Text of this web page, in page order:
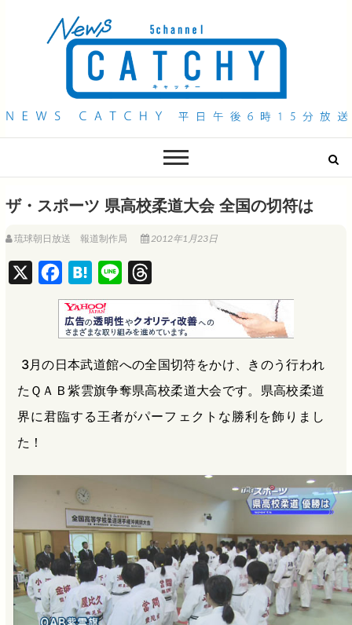
QAB NEWS Headline
ザ・スポーツ 県高校柔道大会 全国の切符は
琉球朝日放送 報道制作局 2012年1月23日
a
c
e
b
o
o
H
a
t
e
n
a
i
n
e
h
r
e
a
d
s
3月の日本武道館への全国切符をかけ、きのう行われ
たＱＡＢ紫雲旗争奪県高校柔道大会です。県高校柔道
界に君臨する王者がパーフェクトな勝利を飾りまし
た！